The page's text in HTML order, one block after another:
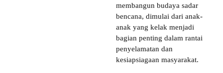
membangun budaya sadar
bencana, dimulai dari anak-
anak yang kelak menjadi
bagian penting dalam rantai
penyelamatan dan
kesiapsiagaan masyarakat.